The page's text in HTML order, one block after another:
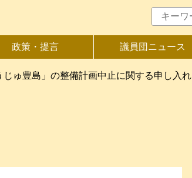
政策・提言 議員団ニュース
ゅ豊島」の整備計画中止に関する申し入れ